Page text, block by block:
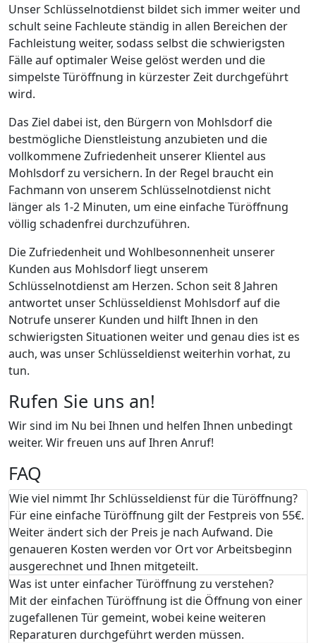
Unser Schlüsselnotdienst bildet sich immer weiter und
schult seine Fachleute ständig in allen Bereichen der
Fachleistung weiter, sodass selbst die schwierigsten
Fälle auf optimaler Weise gelöst werden und die
simpelste Türöffnung in kürzester Zeit durchgeführt
wird.
Das Ziel dabei ist, den Bürgern von Mohlsdorf die
bestmögliche Dienstleistung anzubieten und die
vollkommene Zufriedenheit unserer Klientel aus
Mohlsdorf zu versichern. In der Regel braucht ein
Fachmann von unserem Schlüsselnotdienst nicht
länger als 1-2 Minuten, um eine einfache Türöffnung
völlig schadenfrei durchzuführen.
Die Zufriedenheit und Wohlbesonnenheit unserer
Kunden aus Mohlsdorf liegt unserem
Schlüsselnotdienst am Herzen. Schon seit 8 Jahren
antwortet unser Schlüsseldienst Mohlsdorf auf die
Notrufe unserer Kunden und hilft Ihnen in den
schwierigsten Situationen weiter und genau dies ist es
auch, was unser Schlüsseldienst weiterhin vorhat, zu
tun.
Rufen Sie uns an!
Wir sind im Nu bei Ihnen und helfen Ihnen unbedingt
weiter. Wir freuen uns auf Ihren Anruf!
FAQ
Wie viel nimmt Ihr Schlüsseldienst für die Türöffnung?
Für eine einfache Türöffnung gilt der Festpreis von 55€.
Weiter ändert sich der Preis je nach Aufwand. Die
genaueren Kosten werden vor Ort vor Arbeitsbeginn
ausgerechnet und Ihnen mitgeteilt.
Was ist unter einfacher Türöffnung zu verstehen?
Mit der einfachen Türöffnung ist die Öffnung von einer
zugefallenen Tür gemeint, wobei keine weiteren
Reparaturen durchgeführt werden müssen.